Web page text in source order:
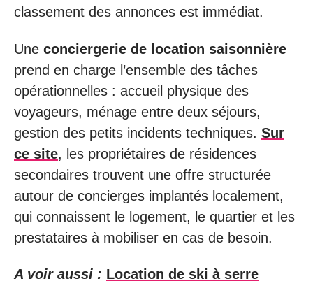
classement des annonces est immédiat.
Une conciergerie de location saisonnière
prend en charge l’ensemble des tâches
opérationnelles : accueil physique des
voyageurs, ménage entre deux séjours,
gestion des petits incidents techniques. Sur
ce site, les propriétaires de résidences
secondaires trouvent une offre structurée
autour de concierges implantés localement,
qui connaissent le logement, le quartier et les
prestataires à mobiliser en cas de besoin.
A voir aussi : Location de ski à serre